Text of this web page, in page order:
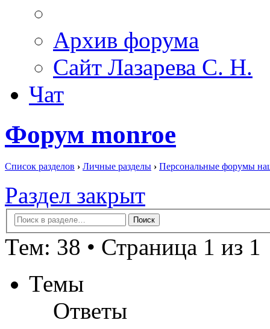
Архив форума
Сайт Лазарева С. Н.
Чат
Форум monroe
Список разделов › Личные разделы › Персональные форумы
Раздел закрыт
Тем: 38 • Страница 1 из 1
Темы
Ответы